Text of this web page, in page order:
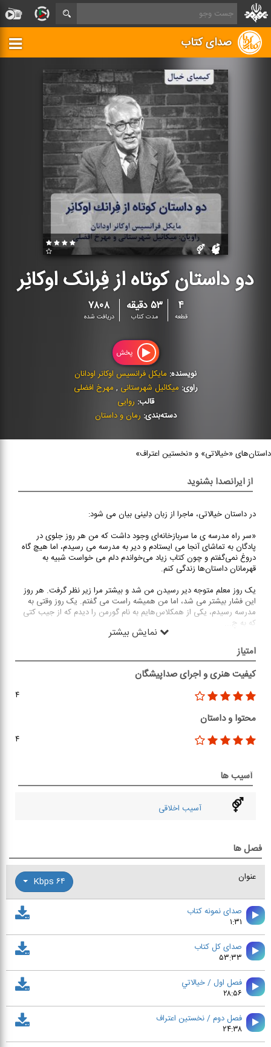
صدای کتاب
دو داستان کوتاه از فِرانک اوکانِر
۴
قطعه
۵۳ دقیقه
مدت کتاب
۷۸۰۸
دریافت شده
پخش
نویسنده: مایکل فرانسیس اوکانر اودانان
راوی: میکائیل شهرستانی , مهرخ افضلی
قالب: روایی
دسته‌بندی: رمان و داستان
داستان‌های «خیالاتی» و «نخستین اعتراف»
از ایرانصدا بشنوید
در داستان خیالاتی، ماجرا از زبان دِلینی بیان می شود:
«سر راه مدرسه ی ما سربازخانه‌ای وجود داشت که من هر روز جلوی در
پادگان به تماشای آنجا می ایستادم و دیر به مدرسه می رسیدم، اما هیچ گاه
دروغ نمی‌گفتم و چون کتاب زیاد می‌خواندم دلم می خواست شبیه به
قهرمانان داستان‌ها زندگی کنم.
یک روز معلم متوجه دیر رسیدن من شد و بیشتر مرا زیر نظر گرفت. هر روز
این فشار بیشتر می شد، اما من همیشه راست می گفتم. یک روز وقتی به
مدرسه رسیدم، یکی از همکلاس‌هایم به نام گورمن را دیدم که از جیب کتی
که به ج
نمایش بیشتر
امتیاز
کیفیت هنری و اجرای صداپیشگان
۴
محتوا و داستان
۴
آسیب ها
آسیب اخلاقی
فصل ها
عنوان ۶۴ Kbps
صدای نمونه کتاب
۱:۳۱
صدای کل کتاب
۵۳:۳۳
فصل اول / خيالاتي
۲۸:۵۶
فصل دوم / نخستين اعتراف
۲۴:۳۸